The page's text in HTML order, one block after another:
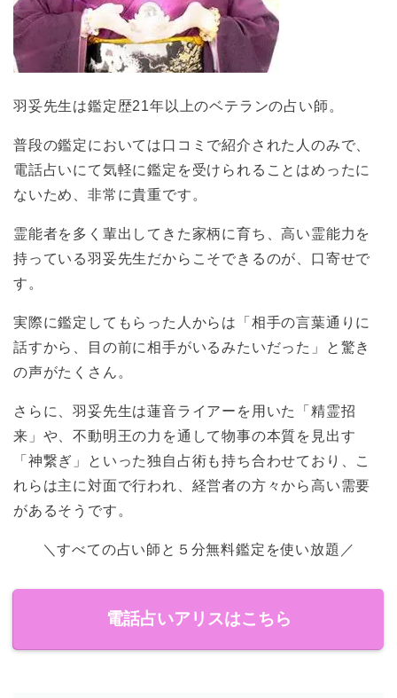
羽妥先生は鑑定歴21年以上のベテランの占い師。
普段の鑑定においては口コミで紹介された人のみで、
電話占いにて気軽に鑑定を受けられることはめったに
ないため、非常に貴重です。
霊能者を多く輩出してきた家柄に育ち、高い霊能力を
持っている羽妥先生だからこそできるのが、口寄せで
す。
実際に鑑定してもらった人からは「相手の言葉通りに
話すから、目の前に相手がいるみたいだった」と驚き
の声がたくさん。
さらに、羽妥先生は蓮音ライアーを用いた「精霊招
来」や、不動明王の力を通して物事の本質を見出す
「神繋ぎ」といった独自占術も持ち合わせており、こ
れらは主に対面で行われ、経営者の方々から高い需要
があるそうです。
＼すべての占い師と５分無料鑑定を使い放題／
電話占いアリスはこちら